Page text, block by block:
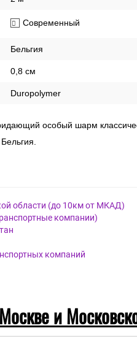
Современный
Бельгия
0,8 см
Duropolymer
особый шарм
области (до 10км от МКАД)
компании)
компаний
и